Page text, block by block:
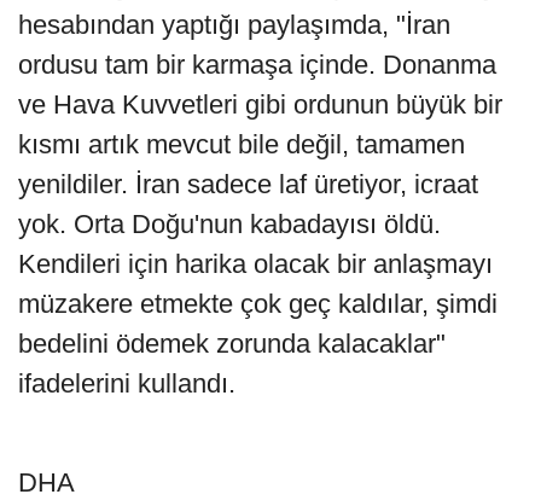
hesabından yaptığı paylaşımda, "İran
ordusu tam bir karmaşa içinde. Donanma
ve Hava Kuvvetleri gibi ordunun büyük bir
kısmı artık mevcut bile değil, tamamen
yenildiler. İran sadece laf üretiyor, icraat
yok. Orta Doğu'nun kabadayısı öldü.
Kendileri için harika olacak bir anlaşmayı
müzakere etmekte çok geç kaldılar, şimdi
bedelini ödemek zorunda kalacaklar"
ifadelerini kullandı.
DHA